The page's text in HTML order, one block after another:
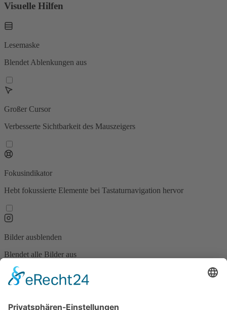
Visuelle Hilfen
Lesemaske
Blendet Ablenkungen aus
Großer Cursor
Verbesserte Sichtbarkeit des Mauszeigers
Fokusindikator
Hebt fokussierte Elemente bei Tastaturnavigation hervor
Bilder ausblenden
Blendet alle Bilder aus